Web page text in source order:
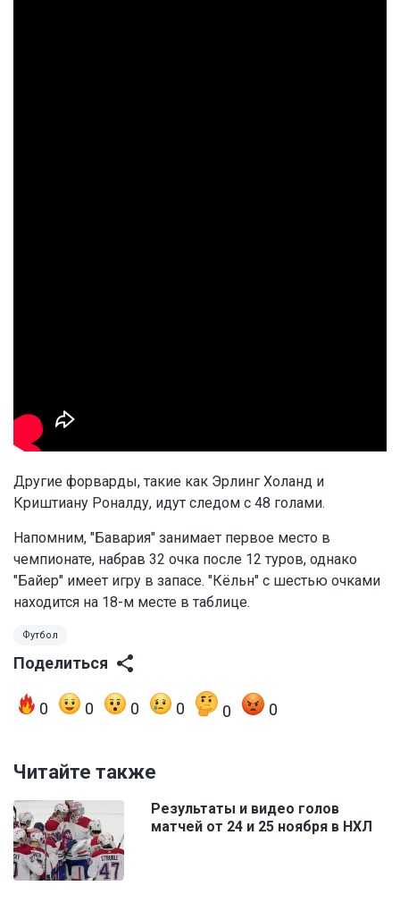
Другие форварды, такие как Эрлинг Холанд и
Криштиану Роналду, идут следом с 48 голами.
Напомним, "Бавария" занимает первое место в
чемпионате, набрав 32 очка после 12 туров, однако
"Байер" имеет игру в запасе. "Кёльн" с шестью очками
находится на 18-м месте в таблице.
Футбол
Поделиться
0 0 0 0 0 0
Читайте также
Результаты и видео голов
матчей от 24 и 25 ноября в НХЛ